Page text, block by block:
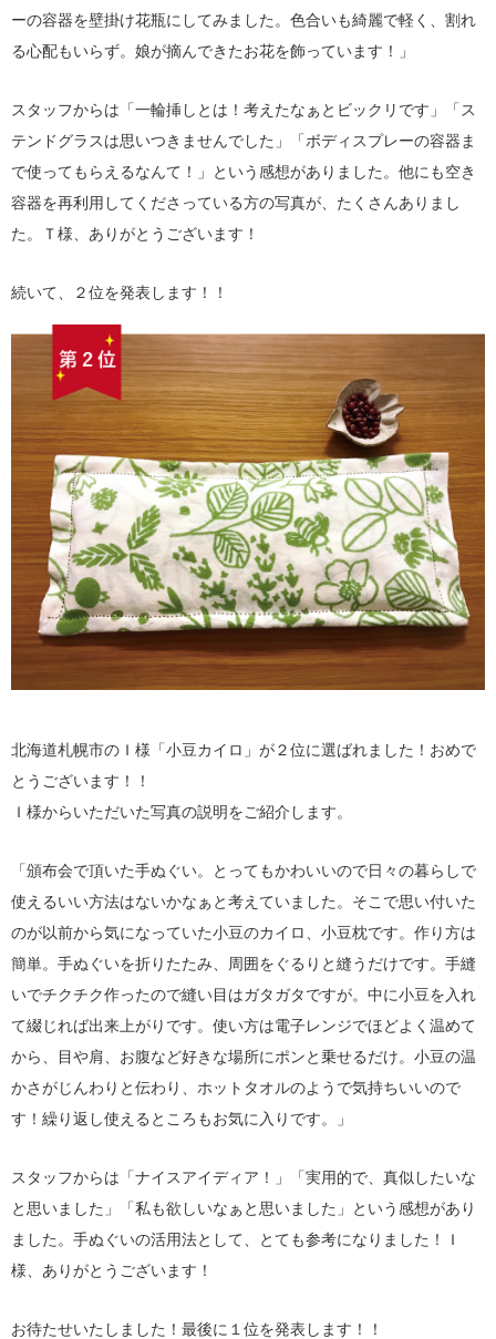
ーの容器を壁掛け花瓶にしてみました。色合いも綺麗で軽く、割れ
る心配もいらず。娘が摘んできたお花を飾っています！」
スタッフからは「一輪挿しとは！考えたなぁとビックリです」「ス
テンドグラスは思いつきませんでした」「ボディスプレーの容器ま
で使ってもらえるなんて！」という感想がありました。他にも空き
容器を再利用してくださっている方の写真が、たくさんありまし
た。Ｔ様、ありがとうございます！
続いて、２位を発表します！！
北海道札幌市のＩ様「小豆カイロ」が２位に選ばれました！おめで
とうございます！！
Ｉ様からいただいた写真の説明をご紹介します。
「頒布会で頂いた手ぬぐい。とってもかわいいので日々の暮らしで
使えるいい方法はないかなぁと考えていました。そこで思い付いた
のが以前から気になっていた小豆のカイロ、小豆枕です。作り方は
簡単。手ぬぐいを折りたたみ、周囲をぐるりと縫うだけです。手縫
いでチクチク作ったので縫い目はガタガタですが。中に小豆を入れ
て綴じれば出来上がりです。使い方は電子レンジでほどよく温めて
から、目や肩、お腹など好きな場所にポンと乗せるだけ。小豆の温
かさがじんわりと伝わり、ホットタオルのようで気持ちいいので
す！繰り返し使えるところもお気に入りです。」
スタッフからは「ナイスアイディア！」「実用的で、真似したいな
と思いました」「私も欲しいなぁと思いました」という感想があり
ました。手ぬぐいの活用法として、とても参考になりました！Ｉ
様、ありがとうございます！
お待たせいたしました！最後に１位を発表します！！